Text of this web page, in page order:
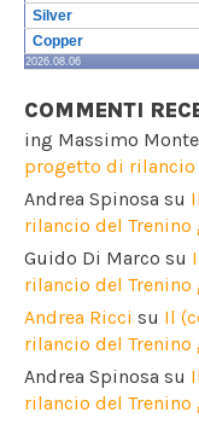
Silver
Copper
2026.08.06
COMMENTI
ing Massimo
progetto di rilancio
Andrea Spinosa su
rilancio del
Guido Di Marco su
rilancio del
Andrea Ricci su Il
rilancio del
Andrea Spinosa su
rilancio del